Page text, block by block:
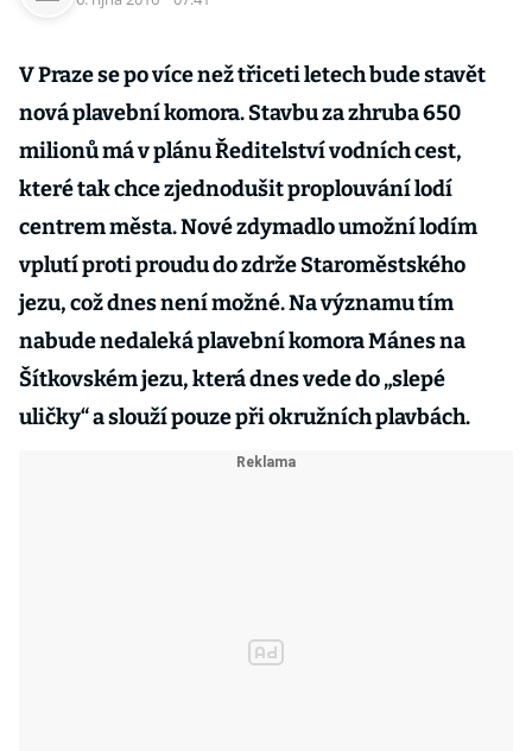
V Praze se po více než třiceti letech bude stavět
nová plavební komora. Stavbu za zhruba 650
milionů má v plánu Ředitelství vodních cest,
které tak chce zjednodušit proplouvání lodí
centrem města. Nové zdymadlo umožní lodím
vplutí proti proudu do zdrže Staroměstského
jezu, což dnes není možné. Na významu tím
nabude nedaleká plavební komora Mánes na
Šítkovském jezu, která dnes vede do „slepé
uličky“ a slouží pouze při okružních plavbách.